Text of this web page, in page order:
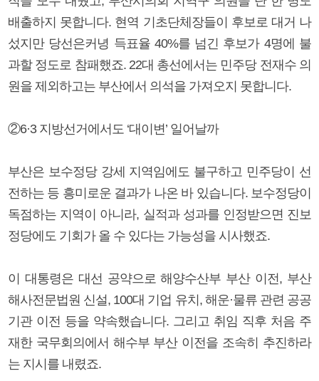
배출하지 못합니다. 현역 기초단체장들이 후보로 대거 나
섰지만 당선은커녕 득표율 40%를 넘긴 후보가 4명에 불
과할 정도로 참패했죠. 22대 총선에서는 민주당 전재수 의
원을 제외하고는 부산에서 의석을 가져오지 못합니다.
②6·3 지방선거에서도 ‘대이변’ 일어날까
부산은 보수정당 강세 지역임에도 불구하고 민주당이 선
전하는 등 흥미로운 결과가 나온 바 있습니다. 보수정당이
독점하는 지역이 아니라, 실적과 성과를 인정받으면 진보
정당에도 기회가 올 수 있다는 가능성을 시사했죠.
이 대통령은 대선 공약으로 해양수산부 부산 이전, 부산
해사전문법원 신설, 100대 기업 유치, 해운·물류 관련 공공
기관 이전 등을 약속했습니다. 그리고 취임 직후 처음 주
재한 국무회의에서 해수부 부산 이전을 조속히 추진하라
는 지시를 내렸죠.